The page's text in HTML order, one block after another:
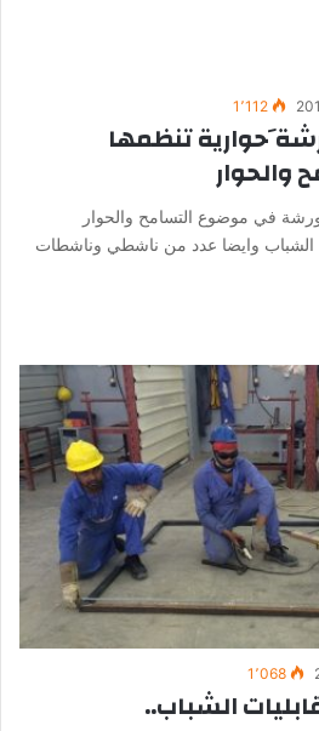
1٬112
َحوارية تنظمها
والحوار
في موضوع التسامح والحوار
الشباب وايضا عدد من ناشطي وناشطات
1٬068
الشباب..